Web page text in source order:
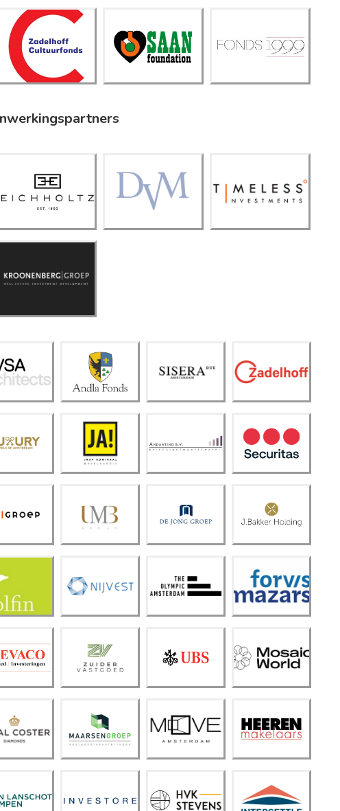
Zadelhof
f
Cultuurfo
Saan
Foundati
on
Fonds
1999
Eicholtz DVM
Timeless
Investme
nts
berg
MVS
A
Archit
ects
Andla
Fond
s
Amst
erda
Zadel
hoff
s of
m
JA!
ntino
B.V.
Secur
itas
Groe
UMB
Grou
p
Jong
Groe
er
Holdi
Dolfi
n
Nijve
st
pic
Amst
m
Forvi
s
Maza
rs
Steva
co
Vastg
oed
Zuide
r
Vastg
oed
Verm
eulen
c
Worl
Coste
r
Diam
Maar
sen
Groe
p
MOV
E
en
Make
hot
Inves
tore
HVK
Steve
inters
ettle